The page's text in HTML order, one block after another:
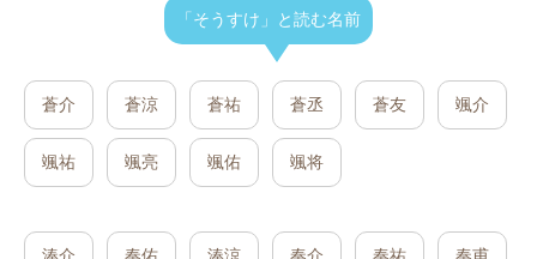
「そうすけ」と読む名前
蒼介 蒼涼 蒼祐 蒼丞 蒼友 颯介
颯祐 颯亮 颯佑 颯将
湊介 奏佑 湊涼 奏介 奏祐 奏甫